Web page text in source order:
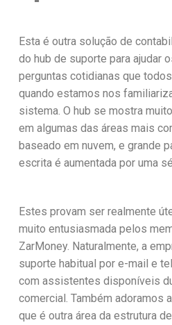
Esta é outra solução de
do hub de suporte para ajudar
perguntas cotidianas que
quando estamos nos
sistema. O hub se mostra
em algumas das áreas mais
baseado em nuvem, e grande
escrita é aumentada por uma
Estes provam ser realmente
muito entusiasmada pelos
ZarMoney. Naturalmente, a
suporte habitual por e-mail e
com assistentes disponíveis
comercial. Também adoramos
que é outra área da estrutura